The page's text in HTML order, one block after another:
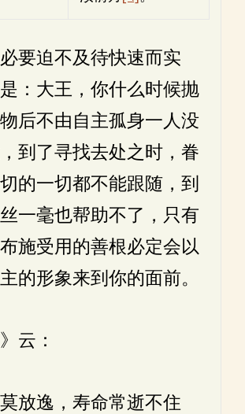
要迫不及待快速而实
：大王，你什么时候抛
后不由自主孤身一人没
到了寻找去处之时，眷
的一切都不能跟随，到
一毫也帮助不了，只有
施受用的善根必定会以
的形象来到你的面前。
云：
放逸，寿命常逝不住